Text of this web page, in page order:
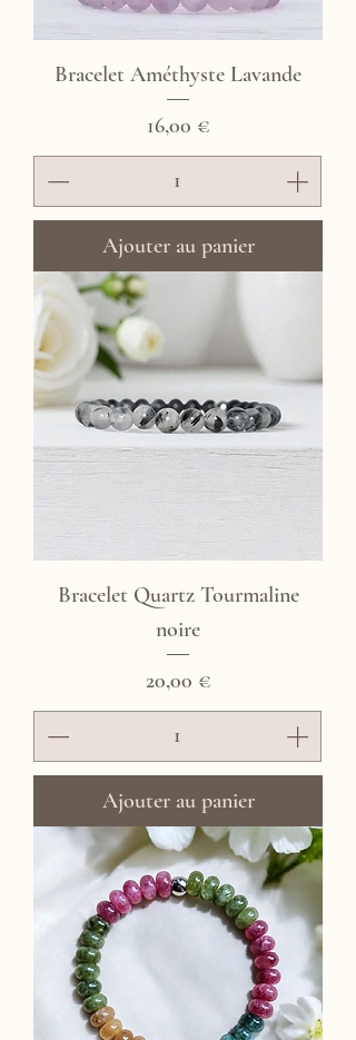
Bracelet Améthyste Lavande
Prix
16,00 €
Ajouter au panier
Bracelet Quartz Tourmaline
noire
Prix
20,00 €
Ajouter au panier